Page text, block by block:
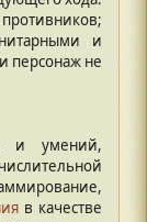
и
персонаж не
и умений,
в качестве